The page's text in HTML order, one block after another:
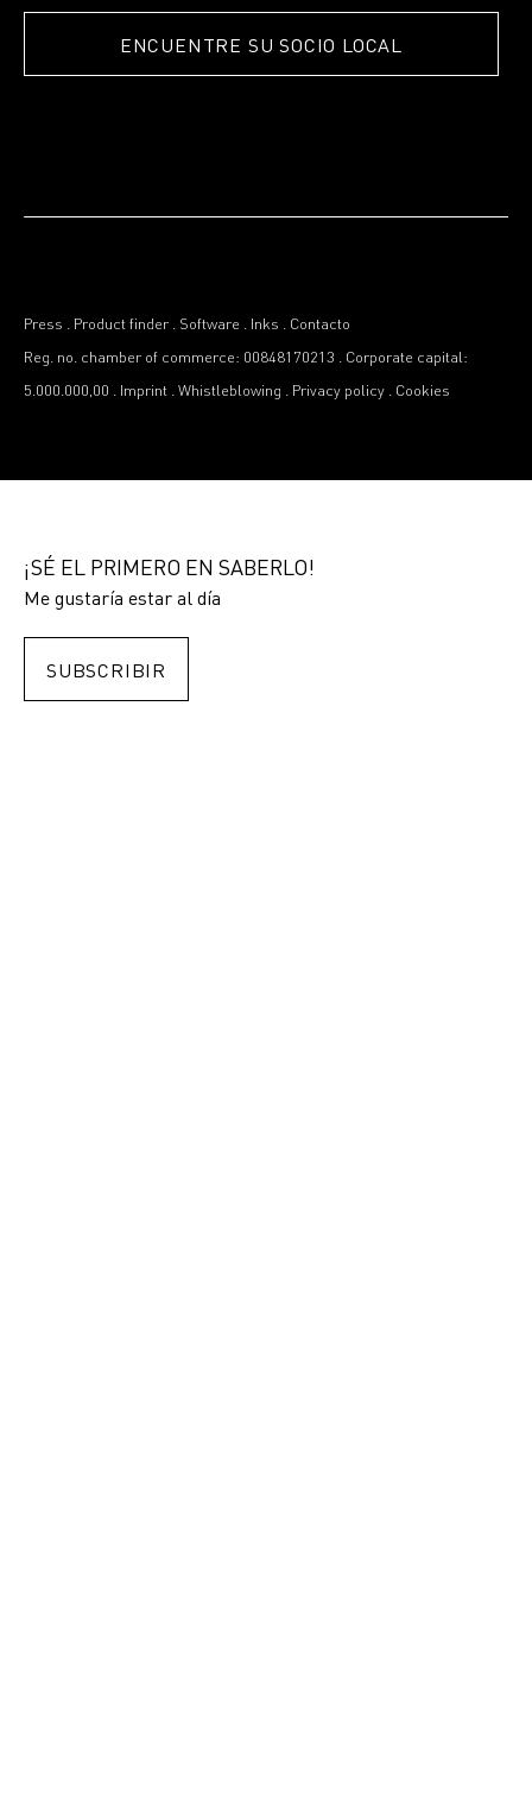
ENCUENTRE SU SOCIO LOCAL
Press . Product finder . Software . Inks . Contacto
Reg. no. chamber of commerce: 00848170213 . Corporate capital:
5.000.000,00 . Imprint . Whistleblowing . Privacy policy . Cookies
¡SÉ EL PRIMERO EN SABERLO!
Me gustaría estar al día
SUBSCRIBIR